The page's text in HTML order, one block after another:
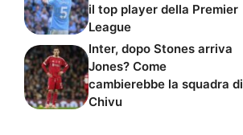
il top player della Premier
League
Inter, dopo Stones arriva
Jones? Come
cambierebbe la squadra di
Chivu